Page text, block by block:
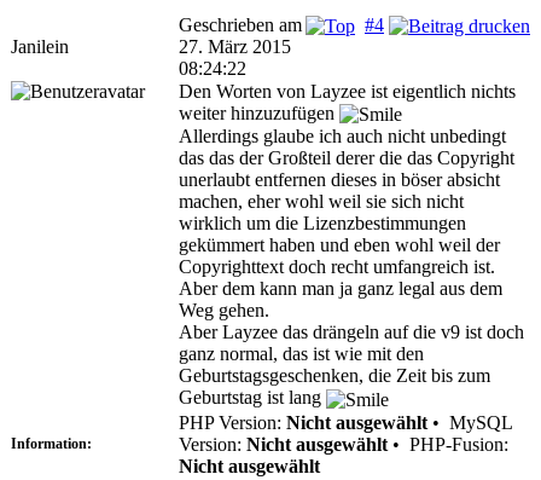
Janilein
#4
Geschrieben am
27. März 2015
08:24:22
Den Worten von Layzee ist eigentlich nichts
weiter hinzuzufügen
Allerdings glaube ich auch nicht unbedingt
das das der Großteil derer die das Copyright
unerlaubt entfernen dieses in böser absicht
machen, eher wohl weil sie sich nicht
wirklich um die Lizenzbestimmungen
gekümmert haben und eben wohl weil der
Copyrighttext doch recht umfangreich ist.
Aber dem kann man ja ganz legal aus dem
Weg gehen.
Aber Layzee das drängeln auf die v9 ist doch
ganz normal, das ist wie mit den
Geburtstagsgeschenken, die Zeit bis zum
Geburtstag ist lang
Information:
PHP Version: Nicht ausgewählt • MySQL
Version: Nicht ausgewählt • PHP-Fusion:
Nicht ausgewählt